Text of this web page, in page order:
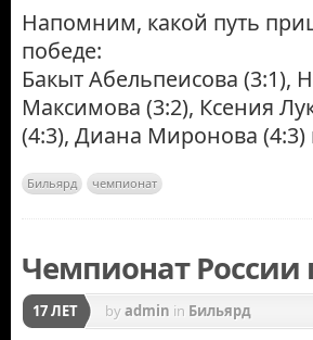
Напомним, какой путь
победе:
Бакыт Абельпеисова (3:1),
Максимова (3:2), Ксения
(4:3), Диана Миронова (4:3)
Бильярд чемпионат
Чемпионат России
17 ЛЕТ byadmin in Бильярд